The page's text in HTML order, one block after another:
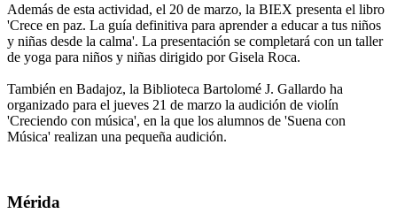
Además de esta actividad, el 20 de marzo, la BIEX presenta el libro
'Crece en paz. La guía definitiva para aprender a educar a tus niños
y niñas desde la calma'. La presentación se completará con un taller
de yoga para niños y niñas dirigido por Gisela Roca.
También en Badajoz, la Biblioteca Bartolomé J. Gallardo ha
organizado para el jueves 21 de marzo la audición de violín
'Creciendo con música', en la que los alumnos de 'Suena con
Música' realizan una pequeña audición.
Mérida